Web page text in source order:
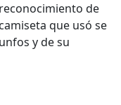
de
que usó se
y de su